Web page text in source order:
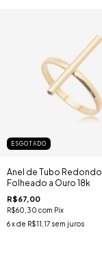
ESGOTADO
Anel de Tubo Redondo
Folheado a Ouro 18k
R$67,00
R$60,30 com Pix
6x de R$11,17 sem juros